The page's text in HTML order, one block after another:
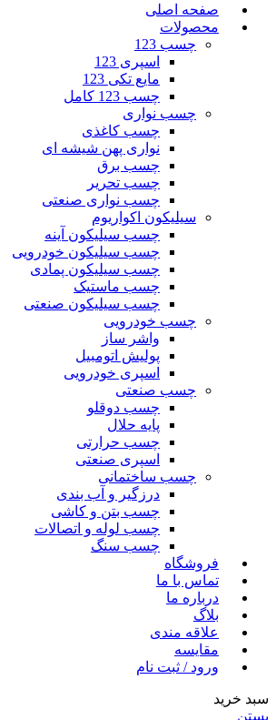
صفحه اصلی
محصولات
چسب 123
اسپری 123
مایع تکی 123
چسب 123 کامل
چسب نواری
چسب کاغذی
نواری پهن شیشه ای
چسب برق
چسب تحریر
چسب نواری صنعتی
سیلیکون اکواریوم
چسب سیلیکون آینه
چسب سیلیکون خودرویی
چسب سیلیکون پمادی
چسب ماستیک
چسب سیلیکون صنعتی
چسب خودرویی
واشر ساز
پولیش اتومبیل
اسپری خودرویی
چسب صنعتی
چسب دوقلو
پایه حلال
چسب حرارتی
اسپری صنعتی
چسب ساختمانی
درزگیر و آب بندی
چسب بتن و کاشی
چسب لوله و اتصالات
چسب سنگ
فروشگاه
تماس با ما
درباره ما
بلاگ
علاقه مندی
مقایسه
ورود / ثبت نام
سبد خرید
بستن